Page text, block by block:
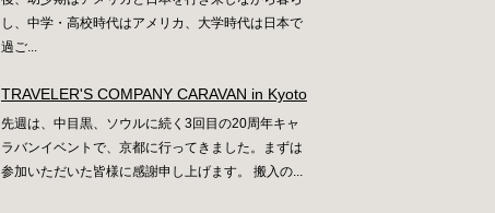
し、中学・高校時代はアメリカ、大学時代は日本で
過ご...
TRAVELER'S COMPANY CARAVAN in Kyoto
先週は、中目黒、ソウルに続く3回目の20周年キャ
ラバンイベントで、京都に行ってきました。まずは
参加いただいた皆様に感謝申し上げます。 搬入の...